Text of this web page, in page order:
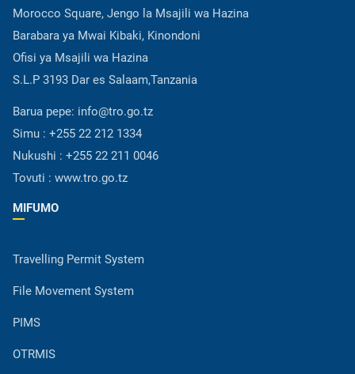
Morocco Square, Jengo la Msajili wa Hazina
Barabara ya Mwai Kibaki, Kinondoni
Ofisi ya Msajili wa Hazina
S.L.P 3193 Dar es Salaam,Tanzania
Barua pepe: info@tro.go.tz
Simu : +255 22 212 1334
Nukushi : +255 22 211 0046
Tovuti : www.tro.go.tz
MIFUMO
Travelling Permit System
File Movement System
PIMS
OTRMIS